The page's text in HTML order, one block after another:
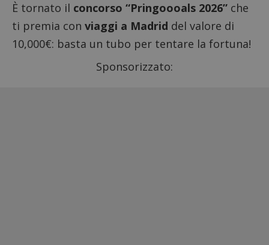
È tornato il concorso “Pringoooals 2026” che
ti premia con viaggi a Madrid del valore di
10,000€: basta un tubo per tentare la fortuna!
Sponsorizzato: